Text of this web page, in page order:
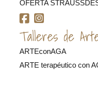
OFERTA
Talleres de
ARTEconAGA
ARTE terapéutico con